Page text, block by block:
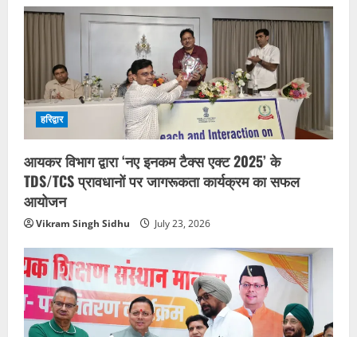
हरिद्वार
आयकर विभाग द्वारा ‘नए इनकम टैक्स एक्ट 2025’ के
TDS/TCS प्रावधानों पर जागरूकता कार्यक्रम का सफल
आयोजन
Vikram Singh Sidhu July 23, 2026